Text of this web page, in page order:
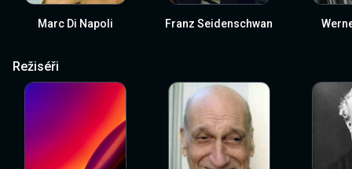
Marc Di Napoli Franz Seidenschwan
Režiséři